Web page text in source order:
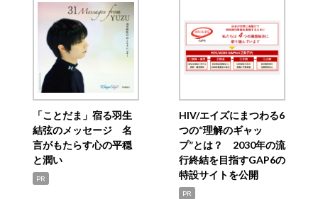
「ことだま」宿る羽生
結弦のメッセージ 名
言がもたらす心の平穏
と潤い
PR
HIV/エイズにまつわる6
つの“理解のギャッ
プ”とは？ 2030年の流
行終結を目指すGAP6の
特設サイトを公開
PR